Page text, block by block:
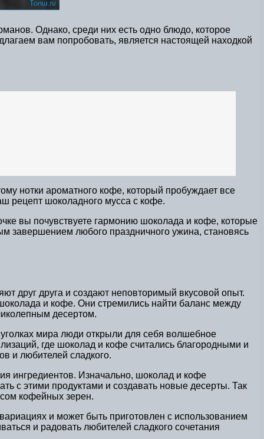
Однако, среди них есть одно блюдо, которое
вам попробовать, является настоящей находкой
нотки ароматного кофе, который пробуждает все
рецепт шоколадного мусса с кофе.
вы почувствуете гармонию шоколада и кофе, которые
завершением любого праздничного ужина, становясь
друг друга и создают неповторимый вкусовой опыт.
и кофе. Они стремились найти баланс между
десертом.
мира люди открыли для себя волшебное
где шоколад и кофе считались благородными и
и любителей сладкого.
ингредиентов. Изначально, шоколад и кофе
с этими продуктами и создавать новые десерты. Так
кофейных зерен.
и может быть приготовлен с использованием
и радовать любителей сладкого сочетания